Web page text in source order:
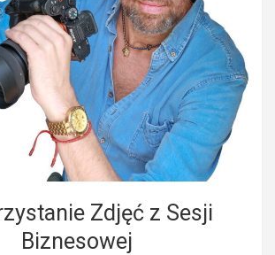
Zdjęć z Sesji
Biznesowej